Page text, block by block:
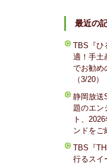
最近の
TBS『ひ
適！手土
でお勧め
（3/20）
静岡放送
題のエン
ト、
ンドをご
TBS『
行るスイ